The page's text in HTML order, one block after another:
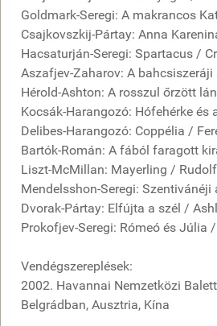
Goldmark-Seregi: A makrancos
Csajkovszkij-Pártay: Anna
Hacsaturján-Seregi: Spartacus /
Aszafjev-Zaharov: A
Hérold-Ashton: A rosszul őrzött
Kocsák-Harangozó: Hófehérke és
Delibes-Harangozó: Coppélia /
Bartók-Román: A fából faragott
Liszt-McMillan: Mayerling /
Mendelsshon-Seregi: Szentivánéji
Dvorak-Pártay: Elfújta a szél /
Prokofjev-Seregi: Rómeó és Júlia
Vendégszereplések:
2002. Havannai Nemzetközi
Belgrádban, Ausztria, Kína